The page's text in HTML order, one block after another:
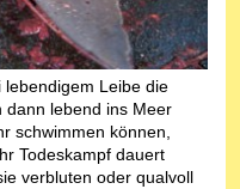
Leibe die
dann lebend ins Meer
schwimmen können,
Todeskampf dauert
verbluten oder qualvoll